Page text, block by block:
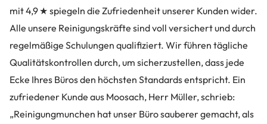
mit 4,9 ★ spiegeln die Zufriedenheit unserer Kunden wider.
Alle unsere Reinigungskräfte sind voll versichert und durch
regelmäßige Schulungen qualifiziert. Wir führen tägliche
Qualitätskontrollen durch, um sicherzustellen, dass jede
Ecke Ihres Büros den höchsten Standards entspricht. Ein
zufriedener Kunde aus Moosach, Herr Müller, schrieb:
„Reinigungmunchen hat unser Büro sauberer gemacht, als